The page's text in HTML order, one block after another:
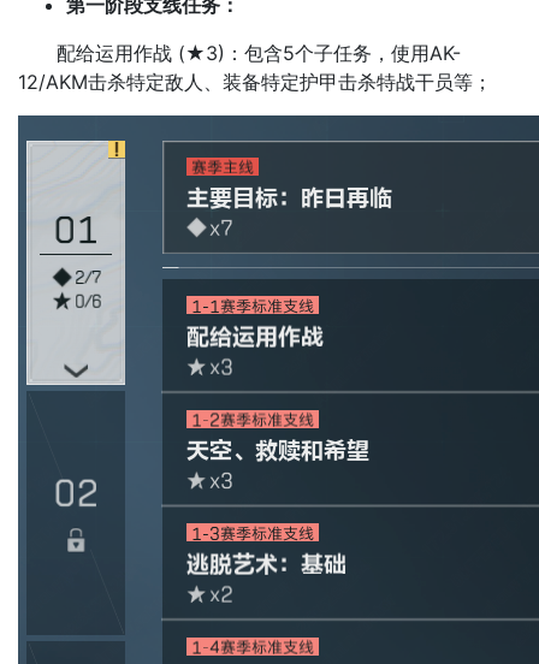
第一阶段支线任务：
配给运用作战 (★3)：包含5个子任务，使用AK-
12/AKM击杀特定敌人、装备特定护甲击杀特战干员等；